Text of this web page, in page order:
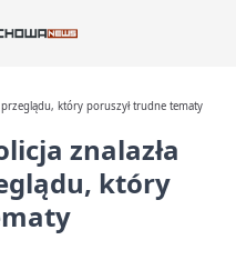
który poruszył trudne tematy
znalazła
który